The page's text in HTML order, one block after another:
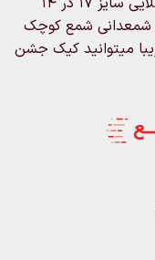
شمعدانی شمع کوچک
میتوانید کیک جشن